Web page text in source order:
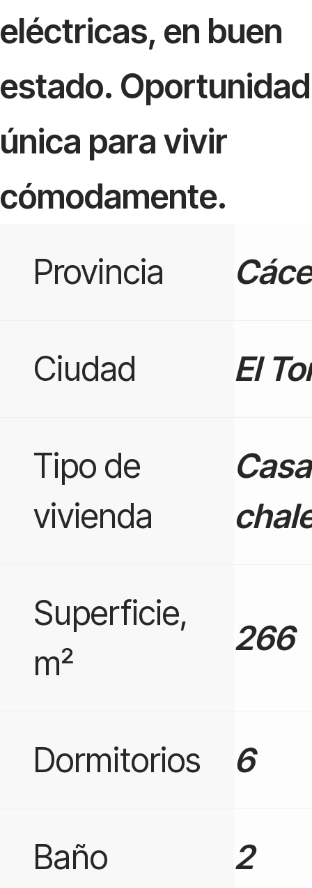
eléctricas, en buen
estado. Oportunidad
única para vivir
cómodamente.
Provincia
Ciudad El
Tipo de
vivienda
Superficie,
m²
266
Dormitorios 6
Baño 2